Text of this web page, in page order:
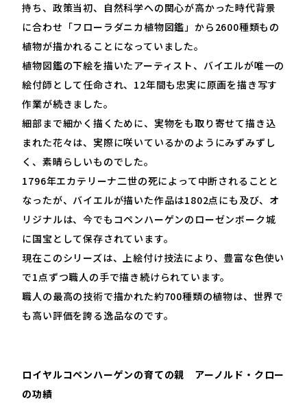
持ち、政策当初、自然科学への関心が高かった時代背景
に合わせ「フローラダニカ植物図鑑」から 2600種類もの
植物が描かれることになっていました。
植物図鑑の下絵を描いたアーティスト、バイエルが唯一の
絵付師として任命され、 12年間も忠実に原画を描き写す
作業が続きました。
細部まで細かく描くために、実物をも取り寄せて描き込
まれた花々は、実際に咲いているかのようにみずみずし
く、素晴らしいものでした。
1796年エカテリーナ二世の死によって中断されることと
なったが、バイエルが描いた作品は1802点にも及び、オ
リジナルは、今でもコペンハーゲンのローゼンボーク城
に国宝として保存されています。
現在このシリーズは、上絵付け技法により、豊富な色使い
で1点ずつ職人の手で描き続けられています。
職人の最高の技術で描かれた約700種類の植物は、世界で
も高い評価を誇る逸品なのです。
ロイヤルコペンハーゲンの育ての親 アーノルド・クロー
の功績